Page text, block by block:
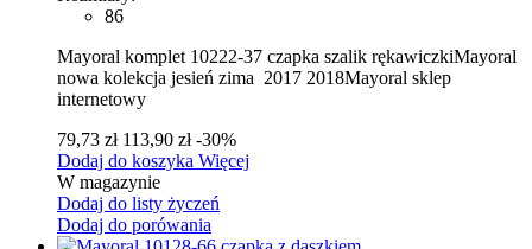
86
Mayoral komplet 10222-37 czapka szalik rękawiczkiMayoral
nowa kolekcja jesień zima 2017 2018Mayoral sklep
internetowy
79,73 zł 113,90 zł-30%
Dodaj do koszyka Więcej
W magazynie
Dodaj do listy życzeń
Dodaj do porówania